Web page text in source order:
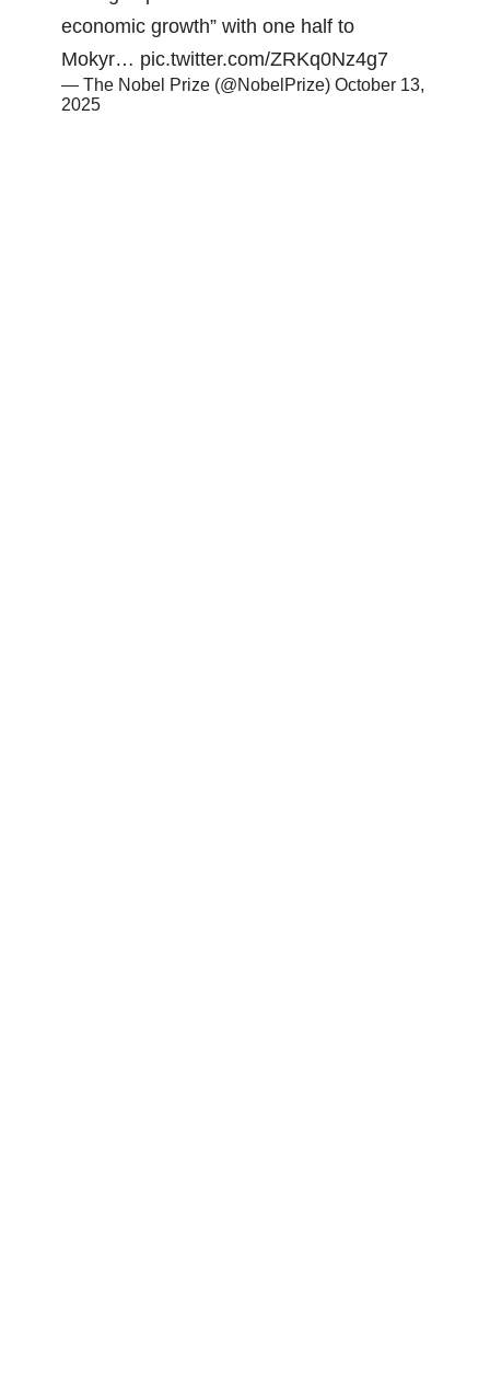
economic growth” with one half to
Mokyr… pic.twitter.com/ZRKq0Nz4g7
— The Nobel Prize (@NobelPrize) October 13,
2025